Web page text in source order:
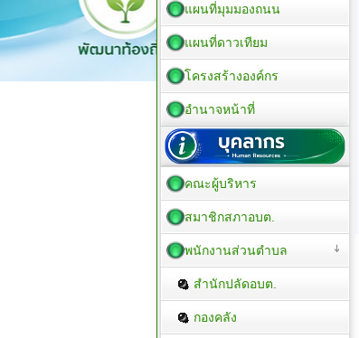
แผนที่มุมมองถนน
แผนที่ดาวเทียม
โครงสร้างองค์กร
อำนาจหน้าที่
คณะผู้บริหาร
สมาชิกสภาอบต.
พนักงานส่วนตำบล
สำนักปลัดอบต.
กองคลัง